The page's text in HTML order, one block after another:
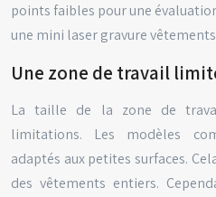
points faibles pour une
une mini laser gravure
Une zone de travail
La taille de la zone de
limitations. Les modèles
adaptés aux petites surfaces.
des vêtements entiers.